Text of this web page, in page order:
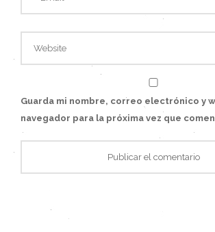
Guarda mi nombre, correo electrónico y
navegador para la próxima vez que